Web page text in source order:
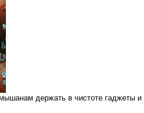
держать в чистоте гаджеты